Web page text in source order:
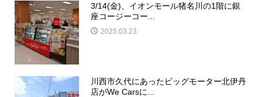
3/14(金)、イオンモール猪名川の1階に銀
座コージーコー...
2025.03.23
川西市久代にあったビッグモーター北伊丹
店がWe Carsに...